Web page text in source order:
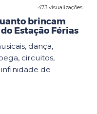
473 visualizações
brincam
Estação Férias
dança,
circuitos,
de